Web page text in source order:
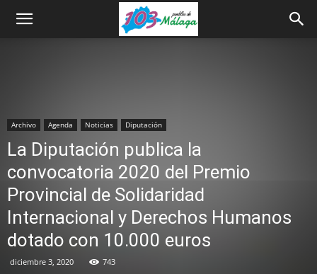
Archivo Agenda Noticias Diputación
La Diputación publica la
convocatoria 2020 del Premio
Provincial de Solidaridad
Internacional y Derechos Humanos
dotado con 10.000 euros
diciembre 3, 2020 743